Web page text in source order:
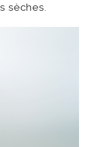
sèches.